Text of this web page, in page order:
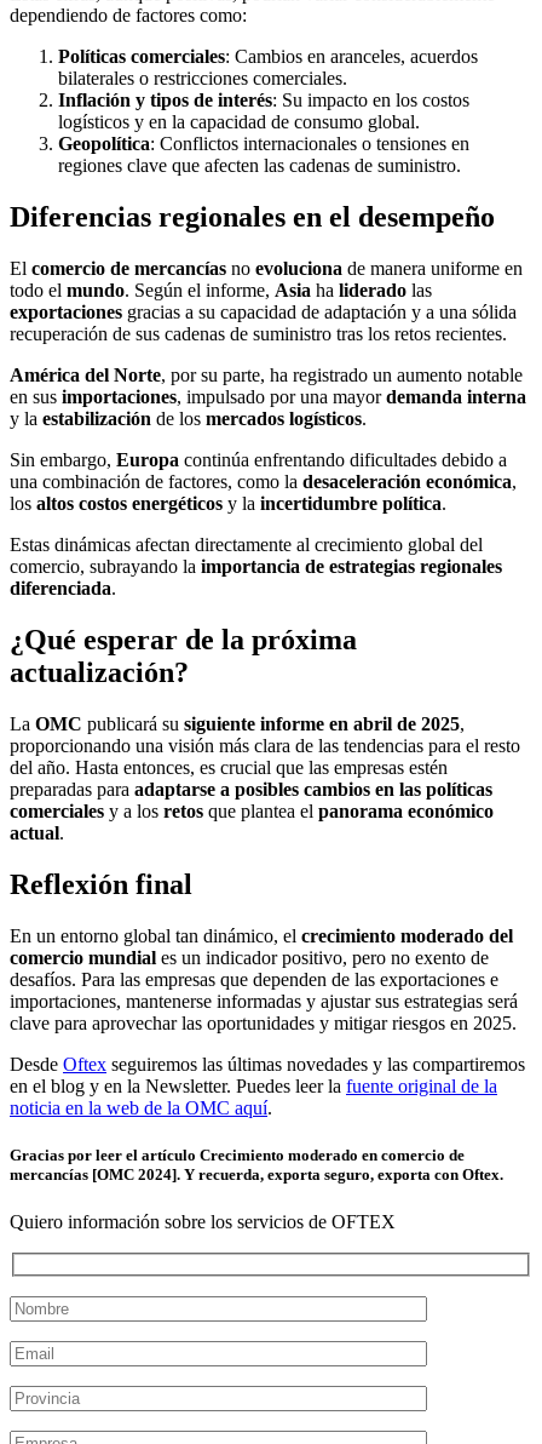
dependiendo de factores como:
Políticas comerciales: Cambios en aranceles, acuerdos
bilaterales o restricciones comerciales.
Inflación y tipos de interés: Su impacto en los costos
logísticos y en la capacidad de consumo global.
Geopolítica: Conflictos internacionales o tensiones en
regiones clave que afecten las cadenas de suministro.
Diferencias regionales en el desempeño
El comercio de mercancías no evoluciona de manera uniforme en
todo el mundo. Según el informe, Asia ha liderado las
exportaciones gracias a su capacidad de adaptación y a una sólida
recuperación de sus cadenas de suministro tras los retos recientes.
América del Norte, por su parte, ha registrado un aumento notable
en sus importaciones, impulsado por una mayordemanda interna
y la estabilización de los mercados logísticos.
Sin embargo, Europa continúa enfrentando dificultades debido a
una combinación de factores, como la desaceleración económica,
los altos costos energéticos y la incertidumbre política.
Estas dinámicas afectan directamente al crecimiento global del
comercio, subrayando la importancia de estrategias regionales
diferenciada.
¿Qué esperar de la próxima
actualización?
La OMC publicará su siguiente informe en abril de 2025,
proporcionando una visión más clara de las tendencias para el resto
del año. Hasta entonces, es crucial que las empresas estén
preparadas para adaptarse a posibles cambios en las políticas
comerciales y a los retos que plantea el panorama económico
actual.
Reflexión final
En un entorno global tan dinámico, el crecimiento moderado del
comercio mundial es un indicador positivo, pero no exento de
desafíos. Para las empresas que dependen de las exportaciones e
importaciones, mantenerse informadas y ajustar sus estrategias será
clave para aprovechar las oportunidades y mitigar riesgos en 2025.
Desde Oftex seguiremos las últimas novedades y las compartiremos
en el blog y en la Newsletter. Puedes leer la fuente original de la
noticia en la web de la OMC aquí.
Gracias por leer el artículo Crecimiento moderado en comercio de
mercancías [OMC 2024]. Y recuerda, exporta seguro, exporta con Oftex.
Quiero información sobre los servicios de OFTEX